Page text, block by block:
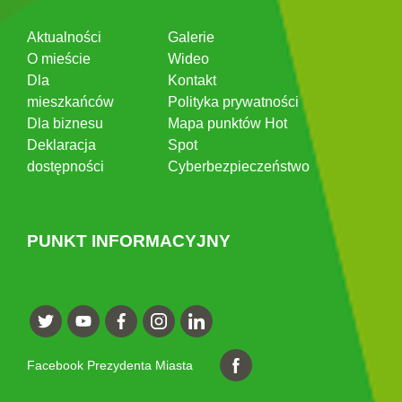
Aktualności
O mieście
Dla
mieszkańców
Dla biznesu
Deklaracja
dostępności
Galerie
Wideo
Kontakt
Polityka prywatności
Mapa punktów Hot
Spot
Cyberbezpieczeństwo
PUNKT INFORMACYJNY
Facebook Prezydenta Miasta